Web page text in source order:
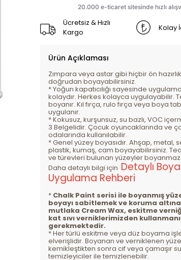
Ücretsiz & Hızlı
Kargo
Kolay
Ürün Açıklaması
Zımpara veya astar gibi hiçbir ön
doğrudan boyayabilirsiniz.
* Yoğun kapatıcılığı sayesinde
kolaydır. Herkes kolayca uygulayabilir.
boyanır. Kıl fırça, rulo fırça veya boya
uygulanır.
* Kokusuz, kurşunsuz, su bazlı, VOC
3 Belgelidir. Çocuk oyuncaklarında ve
odalarında kullanılabilir.
* Genel yüzey boyasıdır. Ahşap, metal,
plastik, kumaş, cam boyayabilirsiniz.
ve türevleri bulunan yüzeyler boyanmaz.
Daha detaylı bilgi için Detaylı Boya
Uygulama Rehberi
* Chalk Paint serisi ile boyanmış
boyayı sabitlemek ve koruma
mutlaka Cream Wax, eskitme
kat sıvı verniklerimizden
gerekmektedir.
* Her türlü eskitme veya düz boyama
elverişlidir. Boyanan ve verniklenen
kemikleştikten sonra cif veya çamaşır
temizleyiciler ile temizlenebilir.